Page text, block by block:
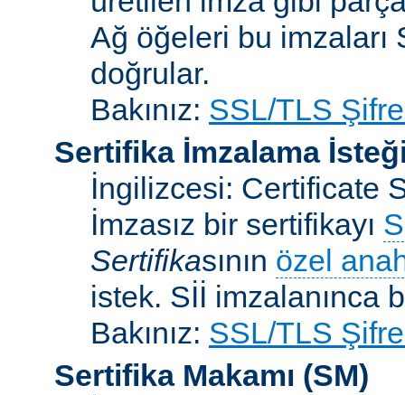
Ağ öğeleri bu imzaları
doğrular.
Bakınız: SSL/TLS
Sertifika İmzalama
İngilizcesi: Certificate
İmzasız bir sertifikayı
Sertifikasının özel
istek. Sİİ imzalanınca
Bakınız: SSL/TLS
Sertifika Makamı (SM)